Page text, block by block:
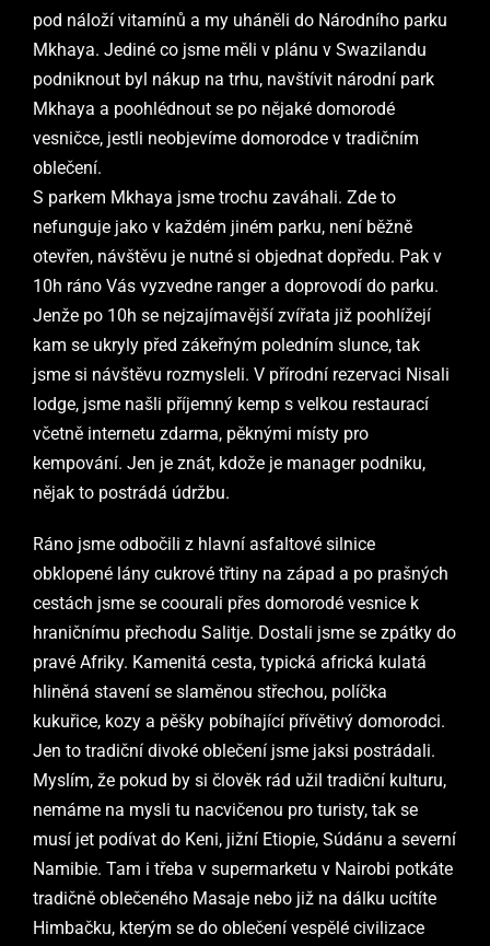
pod náloží vitamínů a my uháněli do Národního parku
Mkhaya. Jediné co jsme měli v plánu v Swazilandu
podniknout byl nákup na trhu, navštívit národní park
Mkhaya a poohlédnout se po nějaké domorodé
vesničce, jestli neobjevíme domorodce v tradičním
oblečení.
S parkem Mkhaya jsme trochu zaváhali. Zde to
nefunguje jako v každém jiném parku, není běžně
otevřen, návštěvu je nutné si objednat dopředu. Pak v
10h ráno Vás vyzvedne ranger a doprovodí do parku.
Jenže po 10h se nejzajímavější zvířata již poohlížejí
kam se ukryly před zákeřným poledním slunce, tak
jsme si návštěvu rozmysleli. V přírodní rezervaci Nisali
lodge, jsme našli příjemný kemp s velkou restaurací
včetně internetu zdarma, pěknými místy pro
kempování. Jen je znát, kdože je manager podniku,
nějak to postrádá údržbu.
Ráno jsme odbočili z hlavní asfaltové silnice
obklopené lány cukrové třtiny na západ a po prašných
cestách jsme se coourali přes domorodé vesnice k
hraničnímu přechodu Salitje. Dostali jsme se zpátky do
pravé Afriky. Kamenitá cesta, typická africká kulatá
hliněná stavení se slaměnou střechou, políčka
kukuřice, kozy a pěšky pobíhající přívětivý domorodci.
Jen to tradiční divoké oblečení jsme jaksi postrádali.
Myslím, že pokud by si člověk rád užil tradiční kulturu,
nemáme na mysli tu nacvičenou pro turisty, tak se
musí jet podívat do Keni, jižní Etiopie, Súdánu a severní
Namibie. Tam i třeba v supermarketu v Nairobi potkáte
tradičně oblečeného Masaje nebo již na dálku ucítíte
Himbačku, kterým se do oblečení vespělé civilizace